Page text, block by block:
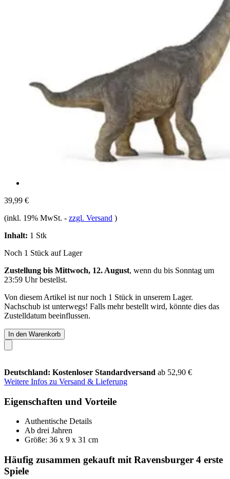
39,99 €
(inkl. 19% MwSt. - zzgl. Versand )
Inhalt: 1 Stk
Noch 1 Stück auf Lager
Zustellung bis Mittwoch, 12. August, wenn du bis Sonntag um
23:59 Uhrbestellst.
Von diesem Artikel ist nur noch 1 Stück in unserem Lager.
Nachschub ist unterwegs! Falls mehr bestellt wird, könnte dies das
Zustelldatum beeinflussen.
In den Warenkorb
Deutschland: Kostenloser Standardversand ab 52,90 €
Weitere Infos zu Versand & Lieferung
Eigenschaften und Vorteile
Authentische Details
Ab drei Jahren
Größe: 36 x 9 x 31 cm
Häufig zusammen gekauft mit Ravensburger 4 erste
Spiele